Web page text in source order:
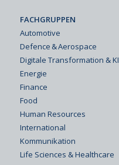
FACHGRUPPEN
Automotive
Defence & Aerospace
Digitale Transformation & KI
Energie
Finance
Food
Human Resources
International
Kommunikation
Life Sciences & Healthcare